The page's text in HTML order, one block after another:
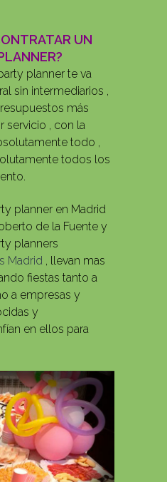
UN
planner te va
sin intermediarios ,
más
servicio , con la
todo ,
todos los
planner en Madrid
de la Fuente y
planners
Madrid , llevan mas
fiestas tanto a
a empresas y
y
en ellos para